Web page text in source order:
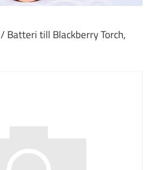
/ Batteri till Blackberry Torch,